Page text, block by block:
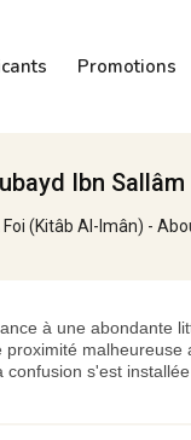
Promotions
Ibn Sallâm
Foi (Kitâb Al-Imân) -
à une abondante
malheureuse
s'est